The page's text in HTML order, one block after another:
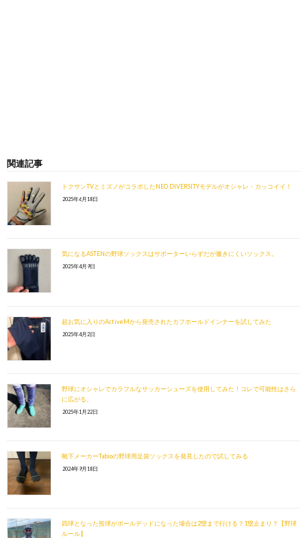
関連記事
トクサンTVとミズノがコラボしたNEO DIVERSITYモデルがオシャレ・カッコイイ！
2025年6月18日
気になるASTENの野球ソックスはサポーターいらずだが履きにくいソックス。
2025年4月9日
超お気に入りのActiveMから発売されたカフホールドインナーを試してみた
2025年4月2日
野球にオシャレでカラフルなサッカーシューズを使用してみた！コレで可能性はさら
に広がる。
2025年1月22日
靴下メーカーTabioの野球用足袋ソックスを発見したので試してみる
2024年9月18日
四球となった投球がボールデッドになった場合は2塁まで行ける？1塁止まり？【野球
ルール】